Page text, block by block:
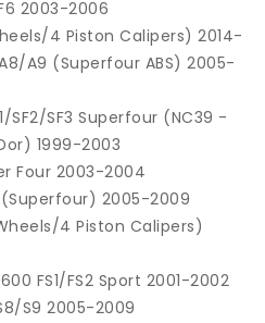
2003-2006
4 Piston Calipers) 2014-
A9 (Superfour ABS) 2005-
SF2/SF3 Superfour (NC39 -
1999-2003
Four 2003-2004
2005-2009
4 Piston Calipers)
FS1/FS2 Sport 2001-2002
S9 2005-2009